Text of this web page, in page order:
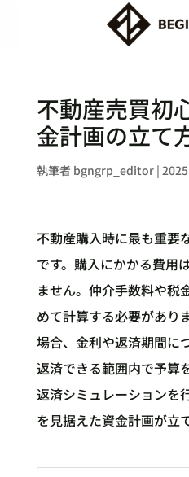
不動産売買初
金計画の立て
執筆者 bgngrp_editor|
不動産購入時に最も重要
です。購入にかかる費用
ません。仲介手数料や税
めて計算する必要があり
場合、金利や返済期間に
返済できる範囲内で予算
返済シミュレーションを
を見据えた資金計画が立